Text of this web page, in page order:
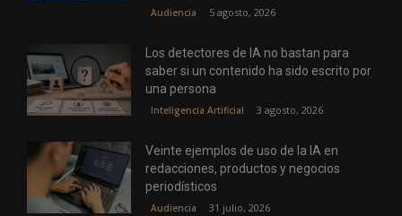
Audiencia 5 agosto, 2026
Los detectores de IA no bastan para
saber si un contenido ha sido escrito por
una persona
Inteligencia Artificial 3 agosto, 2026
Veinte ejemplos de uso de la IA en
redacciones, productos y negocios
periodísticos
Audiencia 31 julio, 2026